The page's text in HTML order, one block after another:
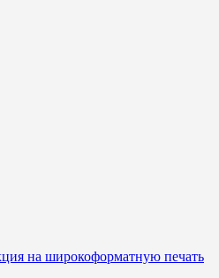
на широкоформатную печать